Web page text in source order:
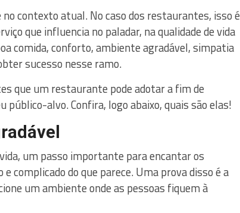
contexto atual. No caso dos restaurantes, isso é
que influencia no paladar, na qualidade de vida
comida, conforto, ambiente agradável, simpatia
sucesso nesse ramo.
que um restaurante pode adotar a fim de
alvo. Confira, logo abaixo, quais são elas!
um passo importante para encantar os
complicado do que parece. Uma prova disso é a
um ambiente onde as pessoas fiquem à